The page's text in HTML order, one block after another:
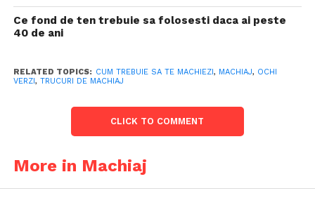
Ce fond de ten trebuie sa folosesti daca ai peste
40 de ani
RELATED TOPICS: CUM TREBUIE SA TE MACHIEZI, MACHIAJ, OCHI
VERZI, TRUCURI DE MACHIAJ
CLICK TO COMMENT
More in Machiaj